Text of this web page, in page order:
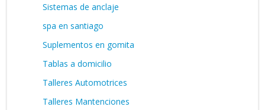
Sistemas de anclaje
spa en santiago
Suplementos en gomita
Tablas a domicilio
Talleres Automotrices
Talleres Mantenciones